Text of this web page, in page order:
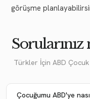
görüşme
Sorularınız
Türkler İçin ABD Çocuk
Çocuğumu ABD'ye